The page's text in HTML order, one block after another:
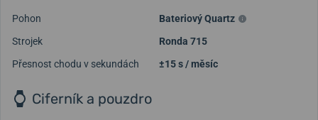
Pohon
Bateriový Quartz
Strojek
Ronda 715
Přesnost chodu v sekundách
±15 s / měsíc
Ciferník a pouzdro